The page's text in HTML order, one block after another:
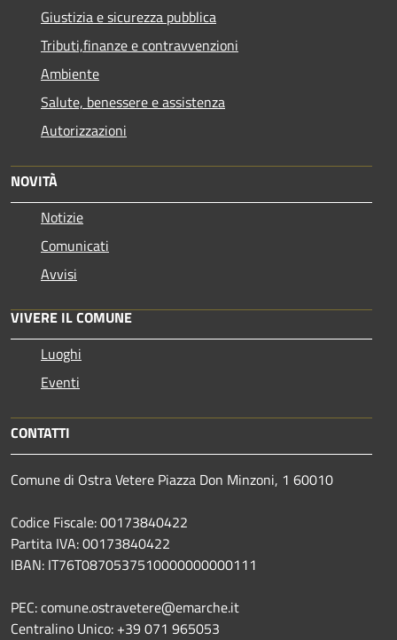
Giustizia e sicurezza pubblica
Tributi,finanze e contravvenzioni
Ambiente
Salute, benessere e assistenza
Autorizzazioni
NOVITÀ
Notizie
Comunicati
Avvisi
VIVERE IL COMUNE
Luoghi
Eventi
CONTATTI
Comune di Ostra Vetere Piazza Don Minzoni, 1 60010
Codice Fiscale: 00173840422
Partita IVA: 00173840422
IBAN: IT76T0870537510000000000111
PEC: comune.ostravetere@emarche.it
Centralino Unico: +39 071 965053